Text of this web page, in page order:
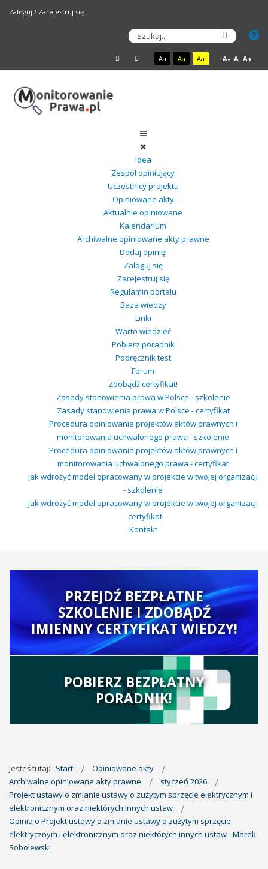
Zaloguj / Zarejestruj się
Aa Aa Aa A- A A+
Idea
Zespół opiniujący
Uczestnicy projektu
Opiniowane akty
Aktualnie opiniowane
Kalendarium
Archiwalne opiniowane akty prawne
Dodaj opinię!
Zaloguj się
Zarejestruj się
Regulamin portalu
Baza wiedzy
Linki
Warto wiedzieć
Pobierz poradnik
Podręcznik test
Forum
Zdobądź certyfikat!
Zasady stanowienia prawa w Polsce - szkolenie
Zasady stanowienia prawa w Polsce - certyfikat
Procedura opiniowania projektów aktów prawnych i
monitorowania uchwalonego prawa - szkolenie
Procedura opiniowania projektów aktów prawnych i
monitorowania uchwalonego prawa - certyfikat
Jak wdrożyć model opracowany w projekcie w twojej organizacji
- szkolenie
Jak wdrożyć model opracowany w projekcie w twojej organizacji
- certyfikat
Kontakt
PRZEJDŹ BEZPŁATNE
SZKOLENIE I ZDOBĄDŹ
IMIENNY CERTYFIKAT WIEDZY!
POBIERZ BEZPŁATNY
PORADNIK!
Jesteś tutaj: Start
Opiniowane akty
Archiwalne opiniowane akty prawne
styczeń 2026
Projekt ustawy o zmianie ustawy o zużytym sprzęcie elektrycznym i
elektronicznym oraz niektórych innych ustaw
Opinia o Projekt ustawy o zmianie ustawy o zużytym sprzęcie
elektrycznym i elektronicznym oraz niektórych innych ustaw - Marek
Sobolewski